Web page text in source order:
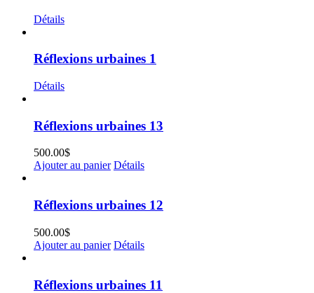
Détails
Réflexions urbaines 1
Détails
Réflexions urbaines 13
500.00$
Ajouter au panier Détails
Réflexions urbaines 12
500.00$
Ajouter au panier Détails
Réflexions urbaines 11